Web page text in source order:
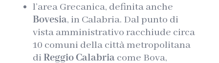
l’area Grecanica, definita anche
Bovesia, in Calabria. Dal punto di
vista amministrativo racchiude circa
10 comuni della città metropolitana
di Reggio Calabriacome Bova,